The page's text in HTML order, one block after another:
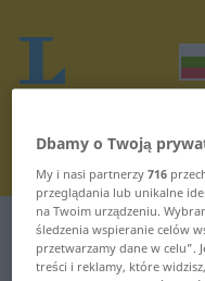
Słownik
Dbamy o Twoją
My i nasi partnerzy716
przeglądania lub unikalne
na Twoim urządzeniu.
śledzenia wspieranie celów
przetwarzamy dane w celu”.
treści i reklamy, które